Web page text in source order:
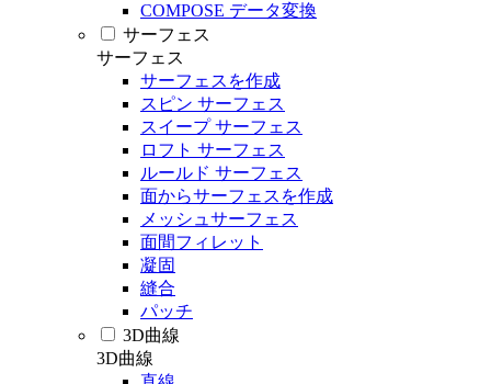
COMPOSE データ変換
サーフェス
サーフェス
サーフェスを作成
スピン サーフェス
スイープ サーフェス
ロフト サーフェス
ルールド サーフェス
面からサーフェスを作成
メッシュサーフェス
面間フィレット
凝固
縫合
パッチ
3D曲線
3D曲線